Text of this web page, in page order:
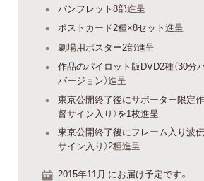
パンフレット8部進呈
ポストカード2種×8セット進呈
劇場用ポスター2部進呈
作品のパイロット版DVD2種（30分
バージョン）進呈
東京公開終了後にサポーター限定
督サイン入り）を1枚進呈
東京公開終了後にフレーム入り波
サイン入り）2種進呈
2015年11月 にお届け予定です。